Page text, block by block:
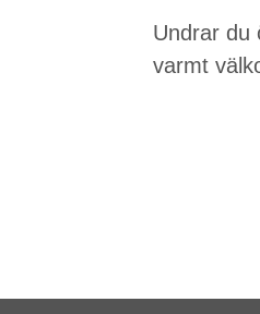
Undrar du
varmt